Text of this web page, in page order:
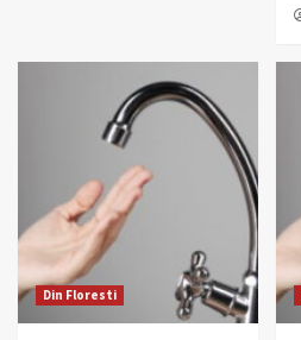
Din Floresti